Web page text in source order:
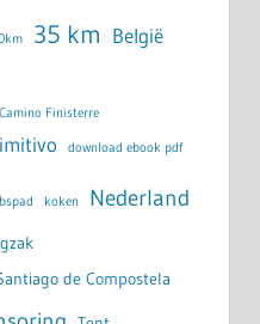
35 km België
Camino Finisterre
download ebook pdf
koken Nederland
de Compostela